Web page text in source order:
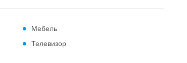
Мебель
Телевизор